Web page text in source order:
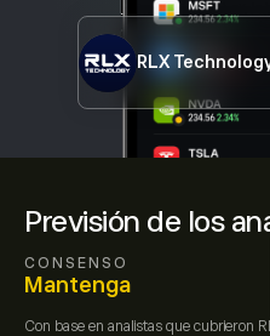
Previsión de los
CONSENSO
Mantenga
Con base en analistas que cubrieron
RLX